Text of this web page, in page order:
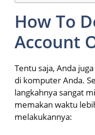
How To
Account
Tentu saja, Anda
di komputer Anda.
langkahnya sangat
memakan waktu
melakukannya: